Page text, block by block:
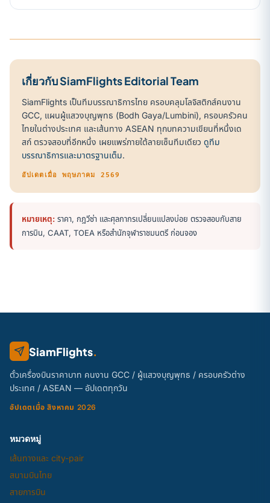
เกี่ยวกับ SiamFlights Editorial Team
SiamFlights เป็นทีมบรรณาธิการไทย ครอบคลุมโลจิสติกส์คนงาน
GCC, แผนผู้แสวงบุญพุทธ (Bodh Gaya/Lumbini), ครอบครัวคน
ไทยในต่างประเทศ และเส้นทาง ASEAN ทุกบทความเขียนที่หนึ่งเด
สก์ ตรวจสอบที่อีกหนึ่ง เผยแพร่ภายใต้ลายเซ็นทีมเดียว ดูทีม
บรรณาธิการและมาตรฐานเต็ม.
อัปเดตเมื่อ พฤษภาคม 2569
หมายเหตุ: ราคา, กฎวีซ่า และศุลกากรเปลี่ยนแปลงบ่อย ตรวจสอบกับสาย
การบิน, CAAT, TOEA หรือสำนักจุฬาราชมนตรี ก่อนจอง
SiamFlights.
ตั๋วเครื่องบินราคาบาท คนงาน GCC / ผู้แสวงบุญพุทธ / ครอบครัวต่าง
ประเทศ / ASEAN — อัปเดตทุกวัน
อัปเดตเมื่อ สิงหาคม 2026
หมวดหมู่
เส้นทางและ city-pair
สนามบินไทย
สายการบิน